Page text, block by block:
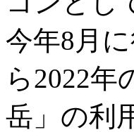
今年8月
ら2022年
岳」の利